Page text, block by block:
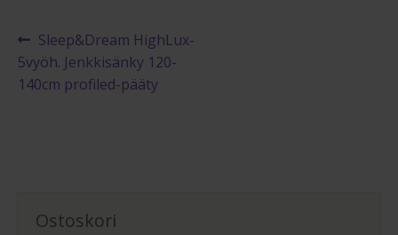
Artikkelien
selaus
Edellinen
artikkeli
Sleep&Dream HighLux-
5vyöh. Jenkkisänky 120-
140cm profiled-pääty
Ostoskori